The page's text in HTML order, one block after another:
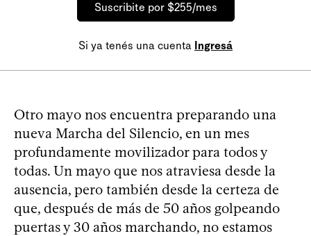
Suscribite por $255/mes
Si ya tenés una cuenta Ingresá
Otro mayo nos encuentra preparando una
nueva Marcha del Silencio, en un mes
profundamente movilizador para todos y
todas. Un mayo que nos atraviesa desde la
ausencia, pero también desde la certeza de
que, después de más de 50 años golpeando
puertas y 30 años marchando, no estamos